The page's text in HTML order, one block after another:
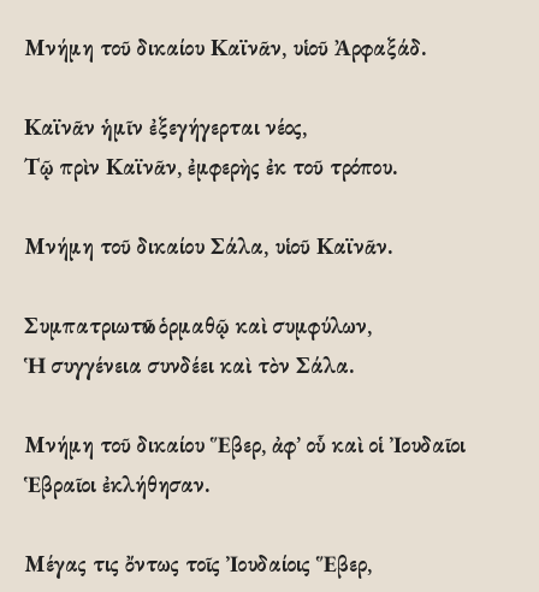
Μνήμη τοῦ δικαίου Καϊνᾶν, υἱοῦ Ἀρφαξάδ.
Καϊνᾶν ἡμῖν ἐξεγήγερται νέος,
Τῷ πρὶν Καϊνᾶν, ἐμφερὴς ἐκ τοῦ τρόπου.
Μνήμη τοῦ δικαίου Σάλα, υἱοῦ Καϊνᾶν.
Συμπατριωτῶν ὁρμαθῷ καὶ συμφύλων,
Ἡ συγγένεια συνδέει καὶ τὸν Σάλα.
Μνήμη τοῦ δικαίου Ἕβερ, ἀφ’ οὗ καὶ οἱ Ἰουδαῖοι
Ἑβραῖοι ἐκλήθησαν.
Μέγας τις ὄντως τοῖς Ἰουδαίοις Ἕβερ,